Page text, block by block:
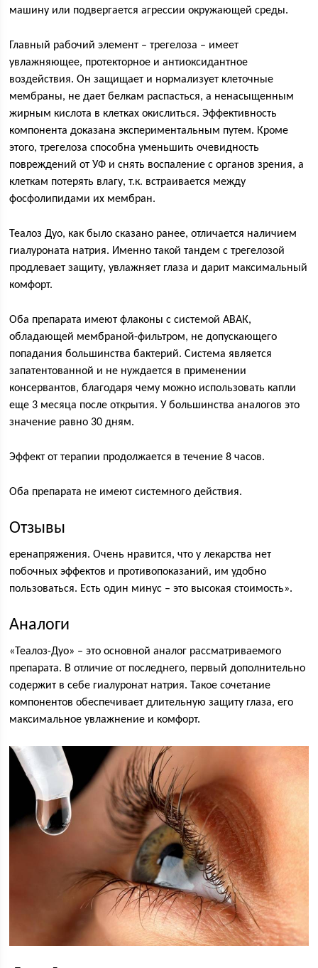
машину или подвергается агрессии окружающей среды.
Главный рабочий элемент – трегелоза – имеет
увлажняющее, протекторное и антиоксидантное
воздействия. Он защищает и нормализует клеточные
мембраны, не дает белкам распасться, а ненасыщенным
жирным кислота в клетках окислиться. Эффективность
компонента доказана экспериментальным путем. Кроме
этого, трегелоза способна уменьшить очевидность
повреждений от УФ и снять воспаление с органов зрения, а
клеткам потерять влагу, т.к. встраивается между
фосфолипидами их мембран.
Теалоз Дуо, как было сказано ранее, отличается наличием
гиалуроната натрия. Именно такой тандем с трегелозой
продлевает защиту, увлажняет глаза и дарит максимальный
комфорт.
Оба препарата имеют флаконы с системой АВАК,
обладающей мембраной-фильтром, не допускающего
попадания большинства бактерий. Система является
запатентованной и не нуждается в применении
консервантов, благодаря чему можно использовать капли
еще 3 месяца после открытия. У большинства аналогов это
значение равно 30 дням.
Эффект от терапии продолжается в течение 8 часов.
Оба препарата не имеют системного действия.
Отзывы
еренапряжения. Очень нравится, что у лекарства нет
побочных эффектов и противопоказаний, им удобно
пользоваться. Есть один минус – это высокая стоимость».
Аналоги
«Теалоз-Дуо» – это основной аналог рассматриваемого
препарата. В отличие от последнего, первый дополнительно
содержит в себе гиалуронат натрия. Такое сочетание
компонентов обеспечивает длительную защиту глаза, его
максимальное увлажнение и комфорт.